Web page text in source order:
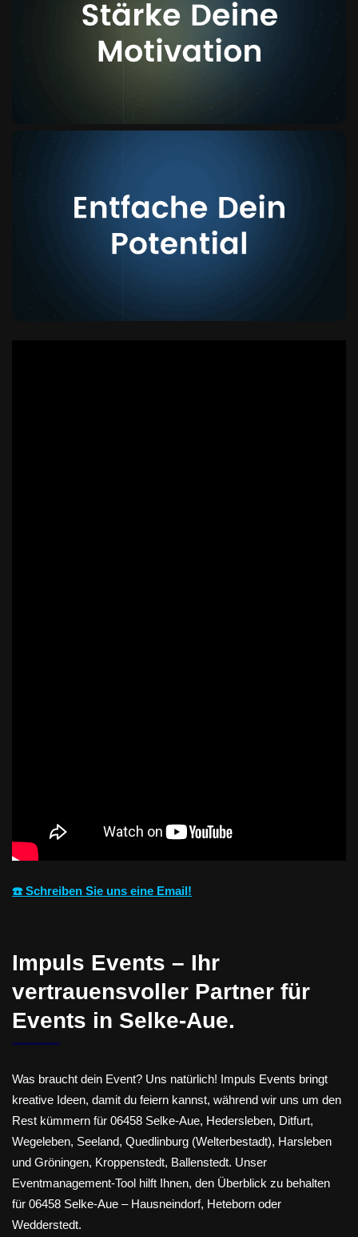
☎️ Schreiben Sie uns eine Email!
Impuls Events – Ihr
vertrauensvoller Partner für
Events in Selke-Aue.
Was braucht dein Event? Uns natürlich! Impuls Events bringt
kreative Ideen, damit du feiern kannst, während wir uns um den
Rest kümmern für 06458 Selke-Aue, Hedersleben, Ditfurt,
Wegeleben, Seeland, Quedlinburg (Welterbestadt), Harsleben
und Gröningen, Kroppenstedt, Ballenstedt. Unser
Eventmanagement-Tool hilft Ihnen, den Überblick zu behalten
für 06458 Selke-Aue – Hausneindorf, Heteborn oder
Wedderstedt.